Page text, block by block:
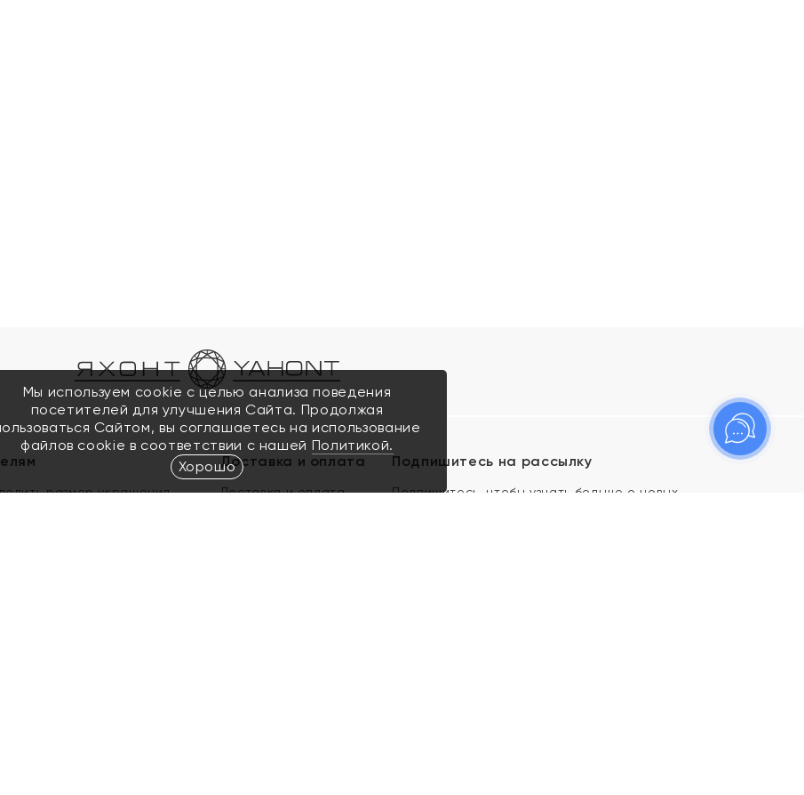
размер украшения
Доставка и оплата
Доставка и оплата
Подпишитесь на рассылку
Подпишитесь, чтобы узнать больше о новых
Мы используем cookie с целью анализа поведения
посетителей для улучшения Сайта. Продолжая
Сайтом, вы соглашаетесь на использование
файлов cookie в соответствии с нашей Политикой.
Хорошо